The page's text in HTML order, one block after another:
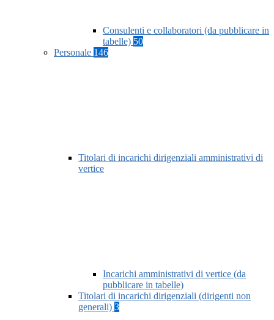
Consulenti e collaboratori (da pubblicare in
tabelle) 50
Personale 146
Titolari di incarichi dirigenziali amministrativi di
vertice
Incarichi amministrativi di vertice (da
pubblicare in tabelle)
Titolari di incarichi dirigenziali (dirigenti non
generali) 3